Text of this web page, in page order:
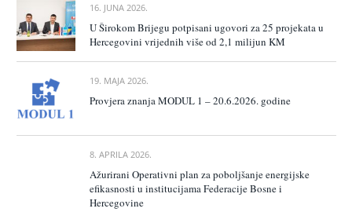
16. JUNA 2026.
U Širokom Brijegu potpisani ugovori za 25 projekata u
Hercegovini vrijednih više od 2,1 milijun KM
19. MAJA 2026.
Provjera znanja MODUL 1 – 20.6.2026. godine
8. APRILA 2026.
Ažurirani Operativni plan za poboljšanje energijske
efikasnosti u institucijama Federacije Bosne i
Hercegovine